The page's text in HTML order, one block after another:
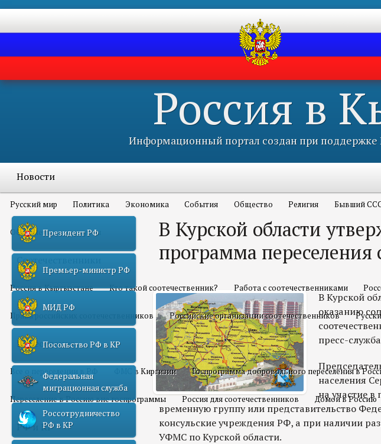
Россия в
Информационный портал создан при поддержке
Новости
Русский мир Политика Экономика События Общество Религия Бывший
Объявления и конкурсы
Соотечественники
Россия в Кыргызстане Кто такой соотечественник? Работа с соотечественниками
Права российских соотечественников Российские организации соотечественников
Переселение
Все о переселении в РФ ФМС в Киргизии Госпрограмма добровольного переселения в
Переселение в Россию вне госпрограммы Россия для соотечественников Домой в Россию
РФ и КР
Президент РФ
Премьер-министр РФ
МИД РФ
Посольство РФ в КР
Федеральная
миграционная служба
Россотрудничество
РФ в КР
В Курской области
программа переселения
В Курской
оказанию
пресс-
населения
на участие в
временную группу или представительство
консульские учреждения РФ, а при наличии
УФМС по Курской области.